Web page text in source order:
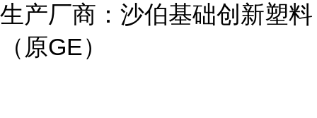
生产厂商：沙伯基础创新塑料
（原GE）